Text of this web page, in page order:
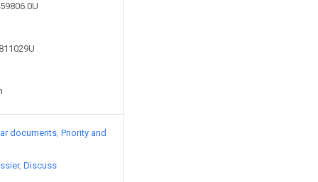
documents Priority and
Discuss